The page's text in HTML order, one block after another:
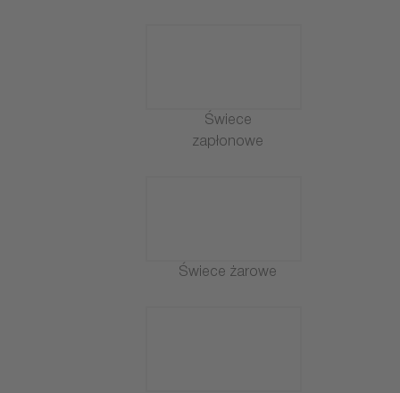
Świece
zapłonowe
Świece żarowe